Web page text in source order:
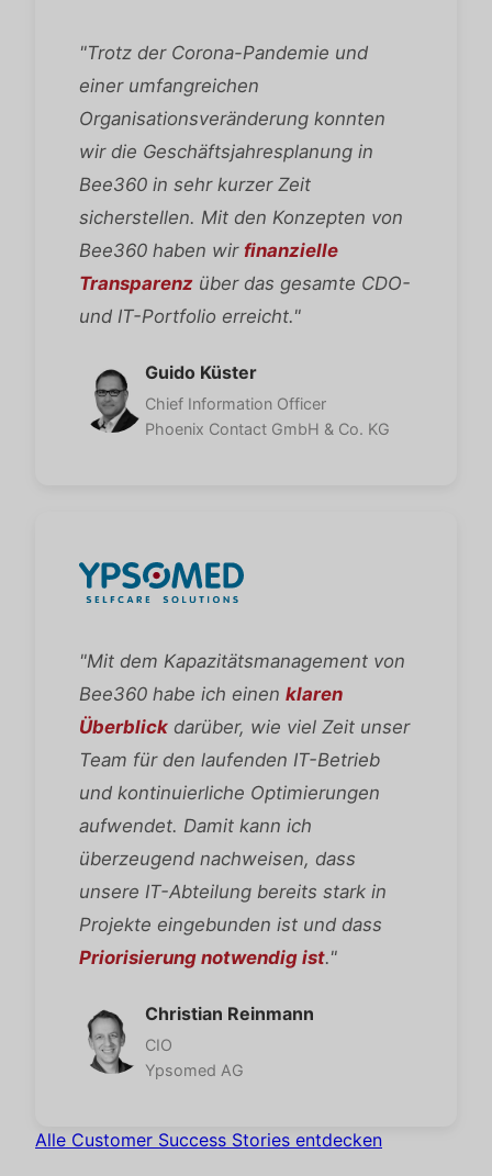
"Trotz der Corona-Pandemie und
einer umfangreichen
Organisationsveränderung konnten
wir die Geschäftsjahresplanung in
Bee360 in sehr kurzer Zeit
sicherstellen. Mit den Konzepten von
Bee360 haben wir finanzielle
Transparenz über das gesamte CDO-
und IT-Portfolio erreicht."
Guido Küster
Chief Information Officer
Phoenix Contact GmbH & Co. KG
"Mit dem Kapazitätsmanagement von
Bee360 habe ich einen klaren
Überblick darüber, wie viel Zeit unser
Team für den laufenden IT-Betrieb
und kontinuierliche Optimierungen
aufwendet. Damit kann ich
überzeugend nachweisen, dass
unsere IT-Abteilung bereits stark in
Projekte eingebunden ist und dass
Priorisierung notwendig ist."
Christian Reinmann
CIO
Ypsomed AG
Alle Customer Success Stories entdecken